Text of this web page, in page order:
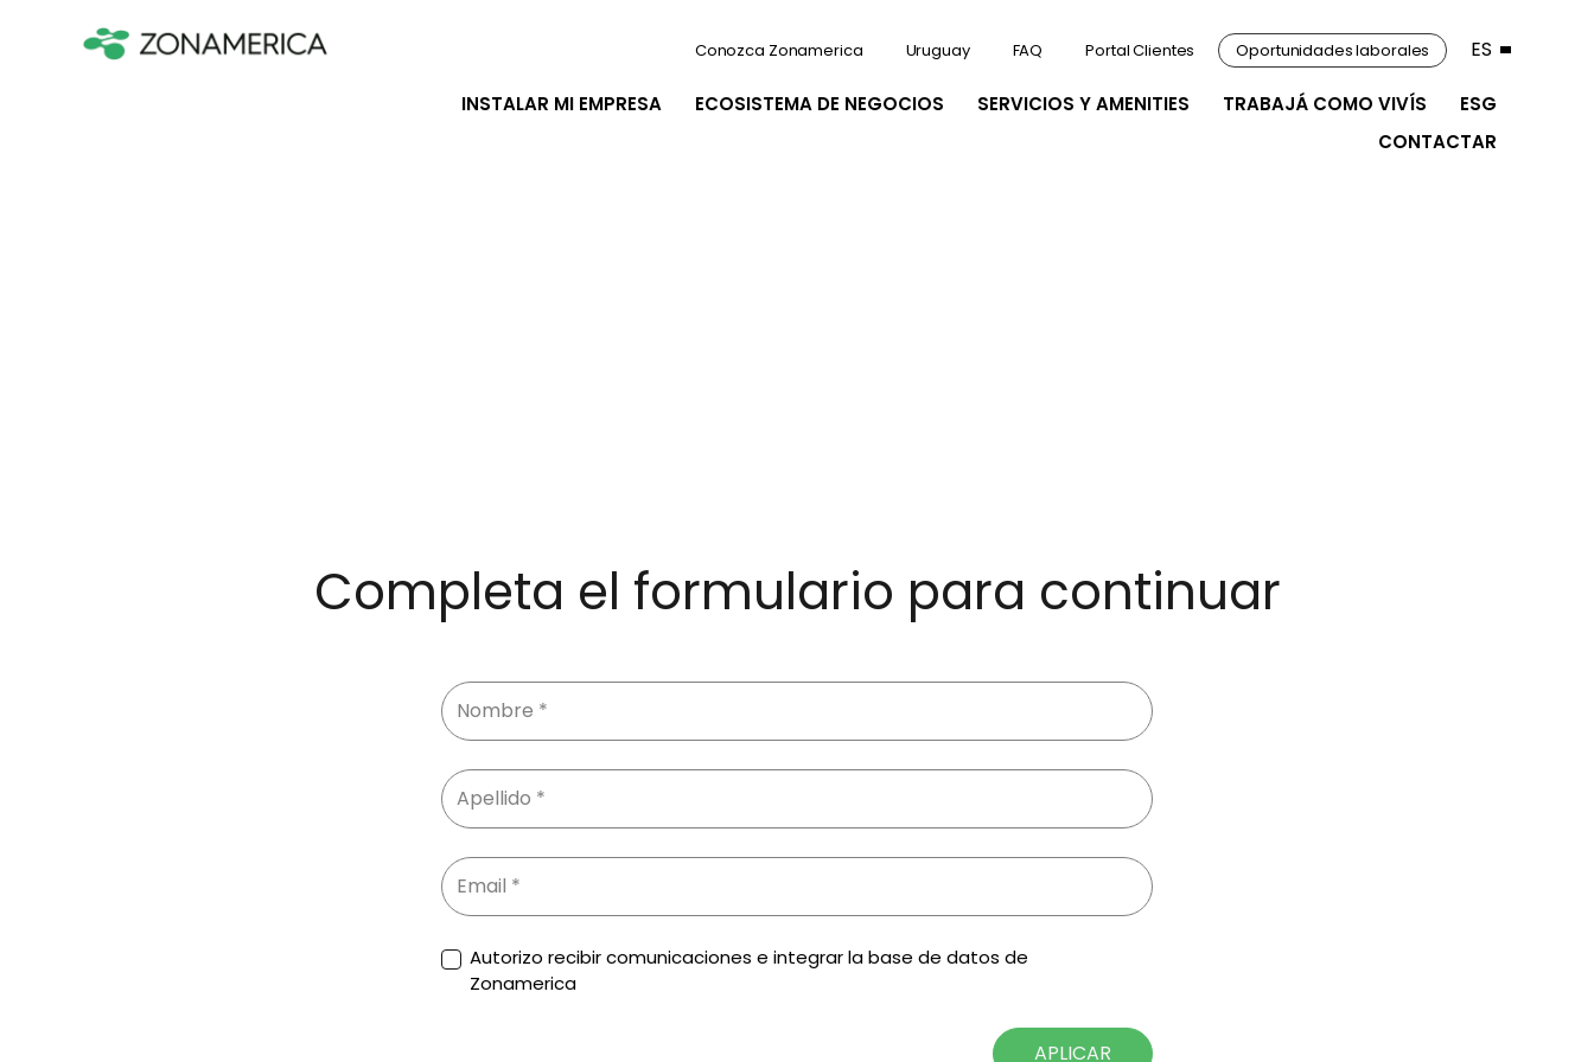
INSTALAR MI EMPRESA ECOSISTEMA DE NEGOCIOS SERVICIOS Y AMENITIES TRABAJÁ COMO VIVÍS
ESG
CONTACTAR
Conozca Zonamerica Uruguay FAQ Portal Clientes Oportunidades laborales ES
Completa el formulario para continuar
Autorizo recibir comunicaciones e integrar la base de datos de
Zonamerica
APLICAR